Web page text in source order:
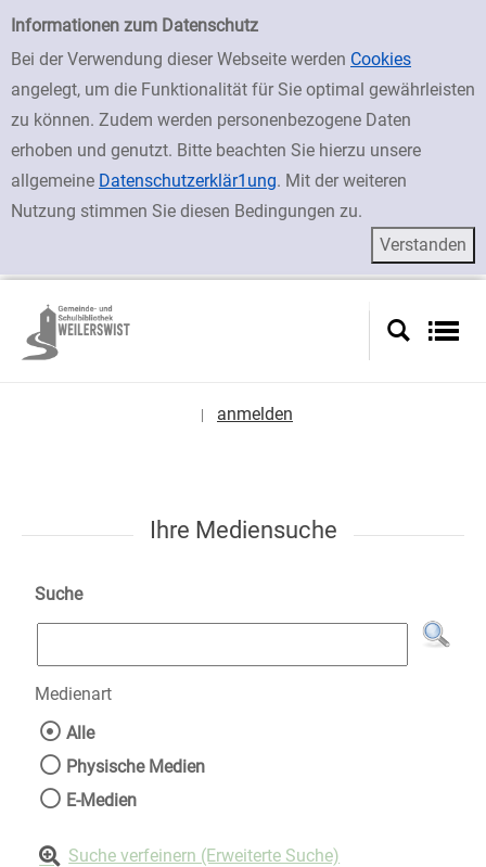
Einfache Suche
Informationen zum Datenschutz
Bei der Verwendung dieser Webseite werden Cookies
angelegt, um die Funktionalität für Sie optimal gewährleisten
zu können. Zudem werden personenbezogene Daten
erhoben und genutzt. Bitte beachten Sie hierzu unsere
allgemeine Datenschutzerklär1ung. Mit der weiteren
Nutzung stimmen Sie diesen Bedingungen zu.
zur Navigation springen
zum Inhalt springen
Zur Detailanzeige springen
anmelden
Ihre Mediensuche
Suche
Medienart
Wählen Sie die Medienart nach der Sie
Alle
Physische Medien
E-Medien
Suche verfeinern (Erweiterte Suche)